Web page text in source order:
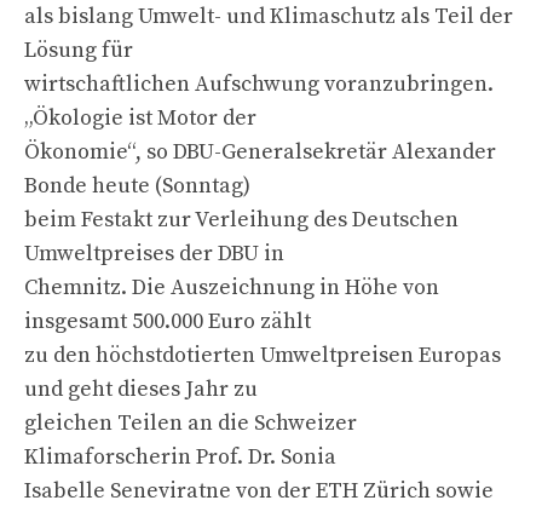
als bislang Umwelt- und Klimaschutz als Teil der
Lösung für
wirtschaftlichen Aufschwung voranzubringen.
„Ökologie ist Motor der
Ökonomie“, so DBU-Generalsekretär Alexander
Bonde heute (Sonntag)
beim Festakt zur Verleihung des Deutschen
Umweltpreises der DBU in
Chemnitz. Die Auszeichnung in Höhe von
insgesamt 500.000 Euro zählt
zu den höchstdotierten Umweltpreisen Europas
und geht dieses Jahr zu
gleichen Teilen an die Schweizer
Klimaforscherin Prof. Dr. Sonia
Isabelle Seneviratne von der ETH Zürich sowie